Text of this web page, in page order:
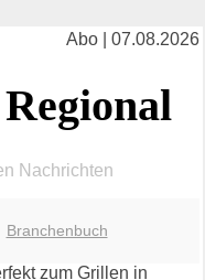
Abo | 07.08.2026
Nachrichten
Branchenbuch